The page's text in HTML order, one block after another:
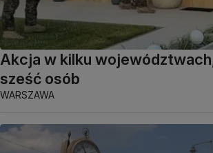
Akcja w kilku
sześć osób
WARSZAWA